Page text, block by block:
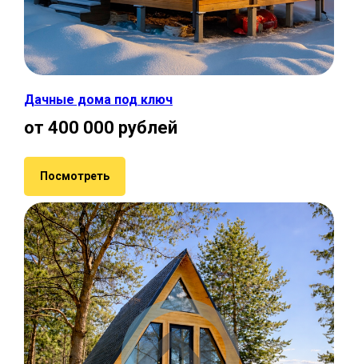
Дачные дома под ключ
от 400 000 рублей
Посмотреть